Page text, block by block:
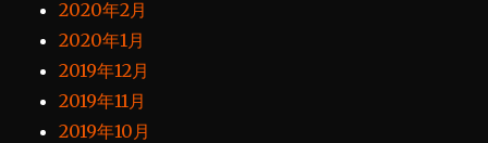
2020年2月
2020年1月
2019年12月
2019年11月
2019年10月